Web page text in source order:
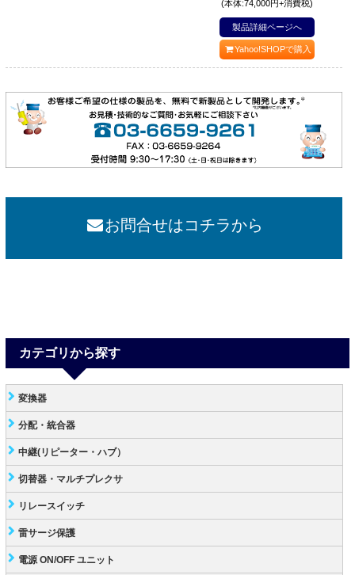
(本体:74,000円+消費税)
製品詳細ページへ
Yahoo!SHOPで購入
お問合せはコチラから
カテゴリから探す
変換器
分配・統合器
中継(リピーター・ハブ）
切替器・マルチプレクサ
リレースイッチ
雷サージ保護
電源 ON/OFF ユニット